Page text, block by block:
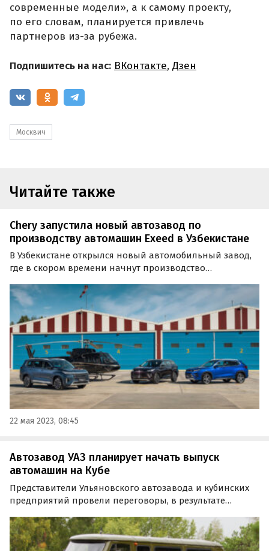
современные модели», а к самому проекту,
по его словам, планируется привлечь
партнеров из-за рубежа.
Подпишитесь на нас: ВКонтакте, Дзен
Москвич
Читайте также
Chery запустила новый автозавод по
производству автомашин Exeed в Узбекистане
В Узбекистане открылся новый автомобильный завод,
где в скором времени начнут производство
этапе будут выпускаться кроссоверы Exeed LX, TXL и VX,
сообщает портал «Китайские автомобили».
22 мая 2023, 08:45
Автозавод УАЗ планирует начать выпуск
автомашин на Кубе
Представители Ульяновского автозавода и кубинских
предприятий провели переговоры, в результате
«отверточной» (SKD) сборки автомашин УАЗ на Кубе.